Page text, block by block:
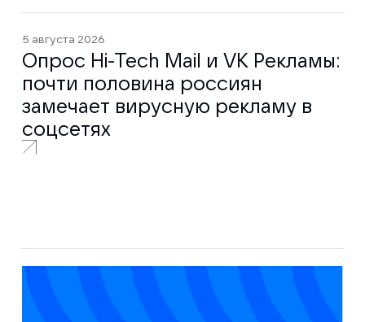
5 августа 2026
Опрос Hi-Tech Mail и VK Рекламы:
почти половина россиян
замечает вирусную рекламу в
соцсетях